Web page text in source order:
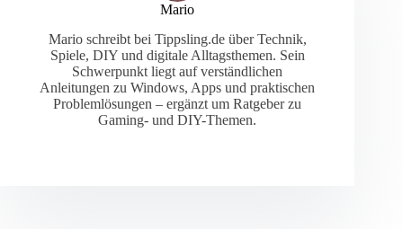
Mario
Mario schreibt bei Tippsling.de über Technik,
Spiele, DIY und digitale Alltagsthemen. Sein
Schwerpunkt liegt auf verständlichen
Anleitungen zu Windows, Apps und praktischen
Problemlösungen – ergänzt um Ratgeber zu
Gaming- und DIY-Themen.